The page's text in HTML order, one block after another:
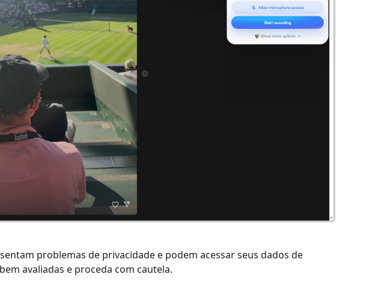
problemas de privacidade e podem acessar seus dados de
avaliadas e proceda com cautela.